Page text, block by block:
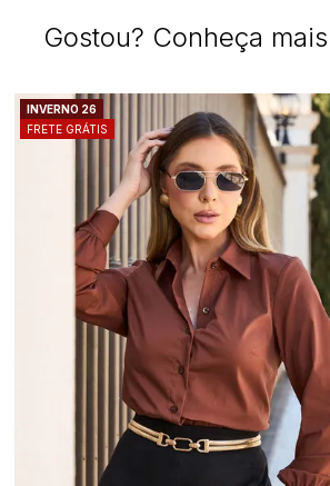
Gostou? Conheça
FRETE GRÁTIS
INVERNO 26